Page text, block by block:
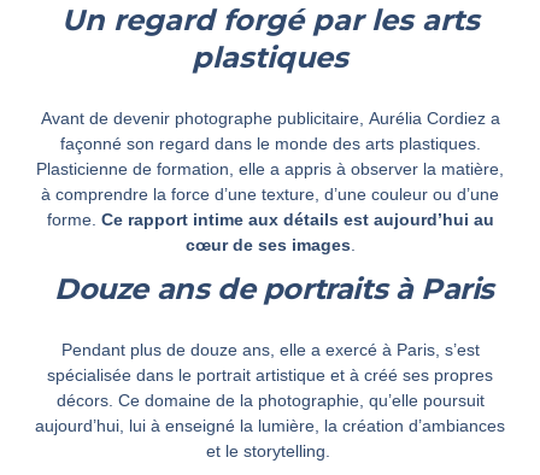
Un regard forgé par les arts
plastiques
Avant de devenir photographe publicitaire, Aurélia Cordiez a
façonné son regard dans le monde des arts plastiques.
Plasticienne de formation, elle a appris à observer la matière,
à comprendre la force d’une texture, d’une couleur ou d’une
forme. Ce rapport intime aux détails est aujourd’hui au
cœur de ses images
Douze ans de portraits à Paris
Pendant plus de douze ans, elle a exercé à Paris, s’est
spécialisée dans le portrait artistique et à créé ses propres
décors. Ce domaine de la photographie, qu’elle poursuit
aujourd’hui, lui à enseigné la lumière, la création d’ambiances
et le storytelling